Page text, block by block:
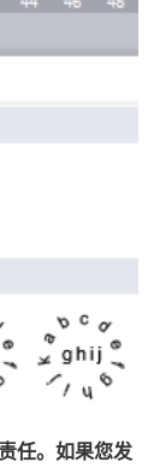
任。如果您发